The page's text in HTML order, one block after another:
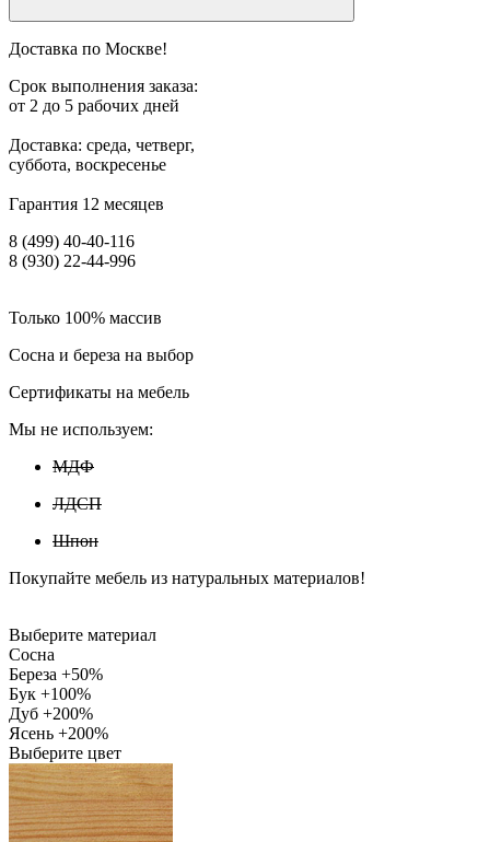
Доставка по Москве!
Срок выполнения заказа:
от 2 до 5 рабочих дней
Доставка: среда, четверг,
суббота, воскресенье
Гарантия 12 месяцев
8 (499) 40-40-116
8 (930) 22-44-996
Только 100% массив
Сосна и береза на выбор
Сертификаты на мебель
Мы не используем:
МДФ
ЛДСП
Шпон
Покупайте мебель из натуральных материалов!
Выберите материал
Сосна
Береза +50%
Бук +100%
Дуб +200%
Ясень +200%
Выберите цвет